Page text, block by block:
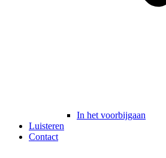
In het voorbijgaan
Luisteren
Contact